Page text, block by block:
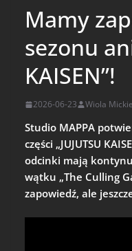
Mamy
sezonu
KAISEN”!
2026-06-23 Wiola
Studio MAPPA
części „JUJUTSU
odcinki mają
wątku „The Culling
zapowiedź, ale